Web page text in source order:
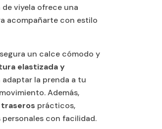
viyela ofrece una
acompañarte con estilo
un calce cómodo y
elastizada y
la prenda a tu
Además,
prácticos,
con facilidad.